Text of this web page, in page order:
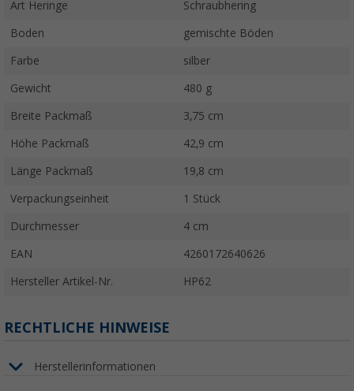
Art Heringe Schraubhering
Boden gemischte Böden
Farbe silber
Gewicht 480 g
Breite Packmaß 3,75 cm
Höhe Packmaß 42,9 cm
Länge Packmaß 19,8 cm
Verpackungseinheit 1 Stück
Durchmesser 4 cm
EAN 4260172640626
Hersteller Artikel-Nr. HP62
RECHTLICHE HINWEISE
Herstellerinformationen